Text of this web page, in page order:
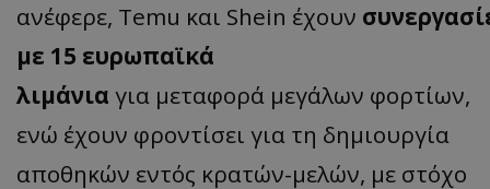
ανέφερε, Temu και Shein έχουν
με 15 ευρωπαϊκά
λιμάνια για μεταφορά μεγάλων φορτίων,
ενώ έχουν φροντίσει για τη δημιουργία
αποθηκών εντός κρατών-μελών, με στόχο